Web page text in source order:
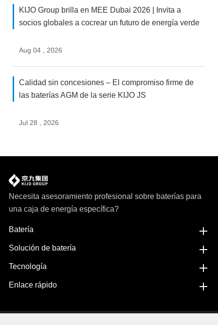
KIJO Group brilla en MEE Dubai 2026 | Invita a
socios globales a cocrear un futuro de energía verde
Aug 04 , 2026
Calidad sin concesiones – El compromiso firme de
las baterías AGM de la serie KIJO JS
Jul 28 , 2026
Necesita asesoramiento profesional sobre baterías para
una caja de energía específica?
Batería
Solución de batería
Tecnología
Enlace rápido